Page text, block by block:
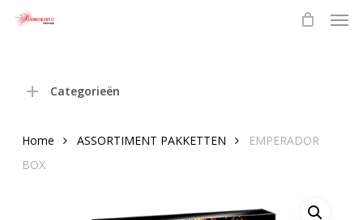
Categorieën
Home ASSORTIMENT PAKKETTEN
EMPERADOR
BOX